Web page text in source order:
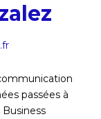
passées à